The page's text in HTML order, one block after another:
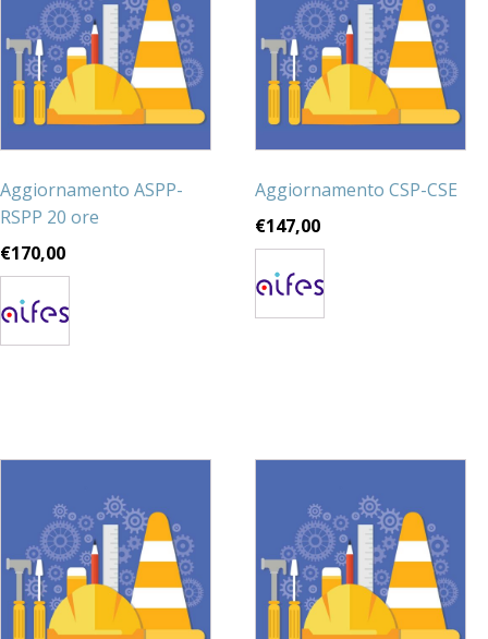
Aggiornamento ASPP-
RSPP 20 ore
€170,00
Aggiornamento CSP-CSE
€147,00